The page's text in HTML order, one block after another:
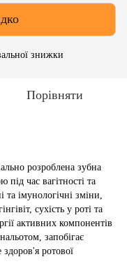
знижки
Порівняти
розроблена зубна
час вагітності та
та імунологічні зміни,
сухість у роті та
активних компонентів
запобігає
здоров'я ротової